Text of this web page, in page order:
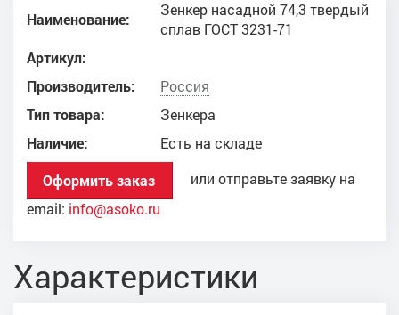
Наименование:
Зенкер насадной 74,3 твердый
сплав ГОСТ 3231-71
Артикул:
Производитель:
Россия
Тип товара:
Зенкера
Наличие:
Есть на складе
Оформить заказ
или отправьте заявку на
email: info@asoko.ru
Характеристики